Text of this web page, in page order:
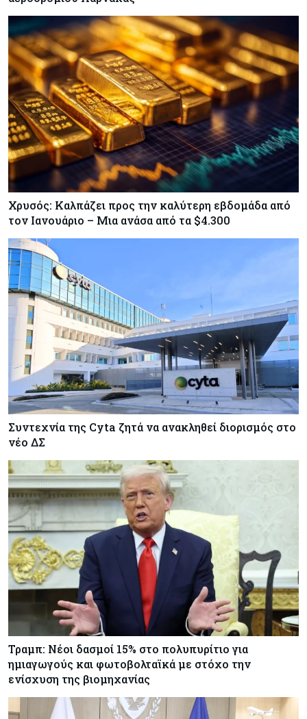
Ενέργεια
Μ. Δαμιανός: Τεράστια νέα δυναμική στον GSI,
αναμένεται η μελέτη ΕΤΕπ για συμμετοχή
Κόσμος 06-08-2026
Saudi Aramco: Μειώνει την τιμή του
πετρελαίου για την Ασία εν μέσω εξελίξεων στο
Ορμούζ
Χρυσός: Καλπάζει προς την καλύτερη εβδομάδα από
τον Ιανουάριο – Μια ανάσα από τα $4.300
Συντεχνία της Cyta ζητά να ανακληθεί διορισμός στο
νέο ΔΣ
Τραμπ: Νέοι δασμοί 15% στο πολυπυρίτιο για
ημιαγωγούς και φωτοβολταϊκά με στόχο την
ενίσχυση της βιομηχανίας